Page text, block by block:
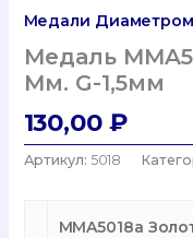
Медали
Медаль
Мм. G-1,5мм
130,00 ₽
Артикул: 5018
MMA5018a